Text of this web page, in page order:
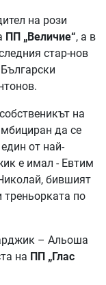
на рози
ПП „Величие“, а в
стар-нов
на
да се
от най-
е имал - Евтим
бившият
по
– Альоша
на ПП „Глас